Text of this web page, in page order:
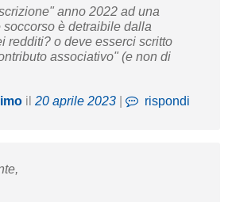
anno 2022 ad una
soccorso è detraibile dalla
redditi? o deve esserci scritto
associativo" (e non di
il 20 aprile 2023 rispondi